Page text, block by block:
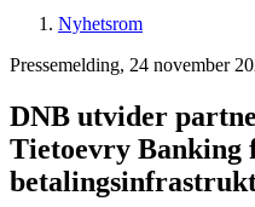
Nyhetsrom
Pressemelding, 24 november
DNB utvider
Tietoevry Banking